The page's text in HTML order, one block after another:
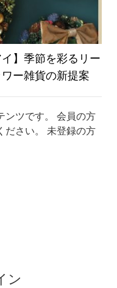
え
】季節を彩るリー
ー雑貨の新提案
ンツです。 会員の方
ださい。 未登録の方
ン